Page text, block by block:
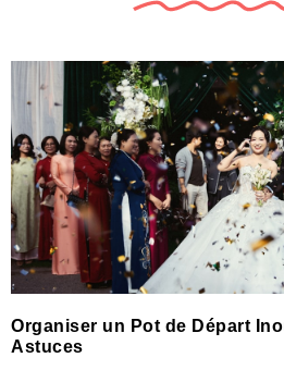
Organiser un Pot de Départ
Astuces